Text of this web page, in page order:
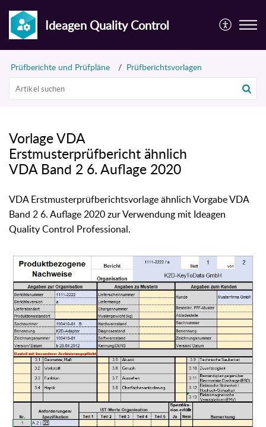
Ideagen Quality Control
Prüfberichte und Prüfpläne Prüfberichtsvorlagen
Vorlage VDA
Erstmusterprüfbericht ähnlich
VDA Band 2 6. Auflage 2020
VDA Erstmusterprüfberichtsvorlage ähnlich Vorgabe VDA
Band 2 6. Auflage 2020 zur Verwendung mit Ideagen
Quality Control Professional.